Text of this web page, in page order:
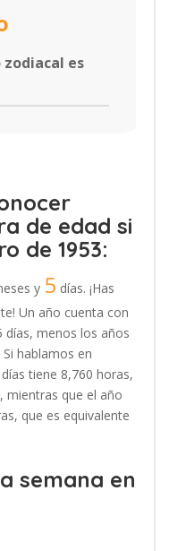
es
de edad si
de 1953:
y 5 días. ¡Has
Un año cuenta con
días, menos los años
hablamos en
tiene 8,760 horas,
mientras que el año
que es equivalente
semana en